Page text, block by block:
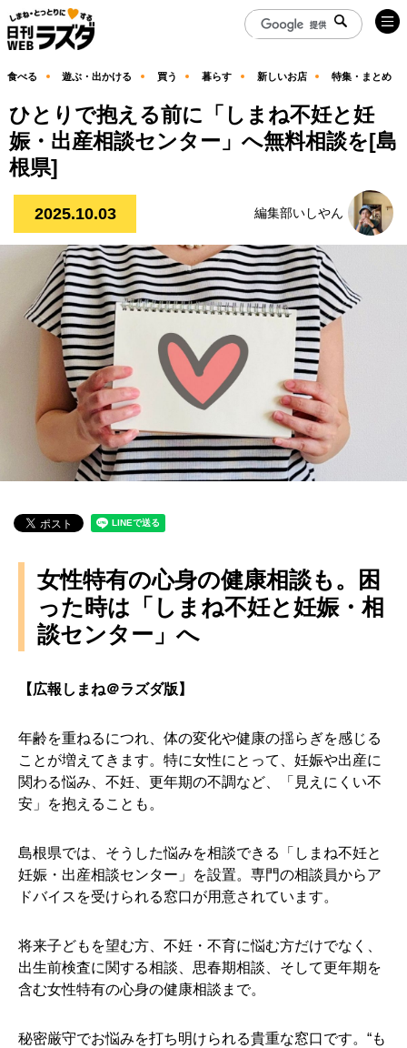
食べる 遊ぶ・出かける 買う 暮らす 新しいお店 特集・まとめ
ひとりで抱える前に「しまね不妊と妊
娠・出産相談センター」へ無料相談を[島
根県]
2025.10.03 編集部いしやん
女性特有の心身の健康相談も。困
った時は「しまね不妊と妊娠・相
談センター」へ
【広報しまね＠ラズダ版】
年齢を重ねるにつれ、体の変化や健康の揺らぎを感じる
ことが増えてきます。特に女性にとって、妊娠や出産に
関わる悩み、不妊、更年期の不調など、「見えにくい不
安」を抱えることも。
島根県では、そうした悩みを相談できる「しまね不妊と
妊娠・出産相談センター」を設置。専門の相談員からア
ドバイスを受けられる窓口が用意されています。
将来子どもを望む方、不妊・不育に悩む方だけでなく、
出生前検査に関する相談、思春期相談、そして更年期を
含む女性特有の心身の健康相談まで。
秘密厳守でお悩みを打ち明けられる貴重な窓口です。“も